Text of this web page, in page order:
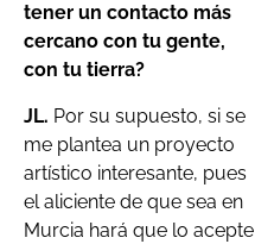
tener un contacto más
cercano con tu gente,
con tu tierra?
JL. Por su supuesto, si se
me plantea un proyecto
artístico interesante, pues
el aliciente de que sea en
Murcia hará que lo acepte